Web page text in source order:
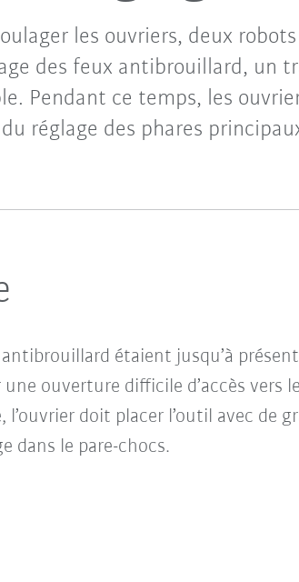
les ouvriers, deux
des feux antibrouillard, un
Pendant ce temps, les
du réglage des phares
étaient jusqu’à
ouverture difficile d’accès vers
doit placer l’outil avec de
dans le pare-chocs.